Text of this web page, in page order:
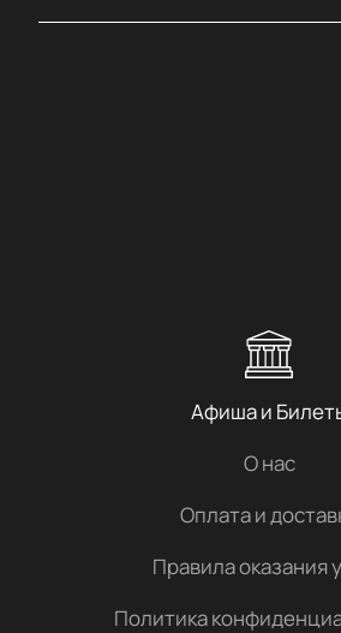
Афиша и
О нас
Оплата и
Правила оказания
Политика